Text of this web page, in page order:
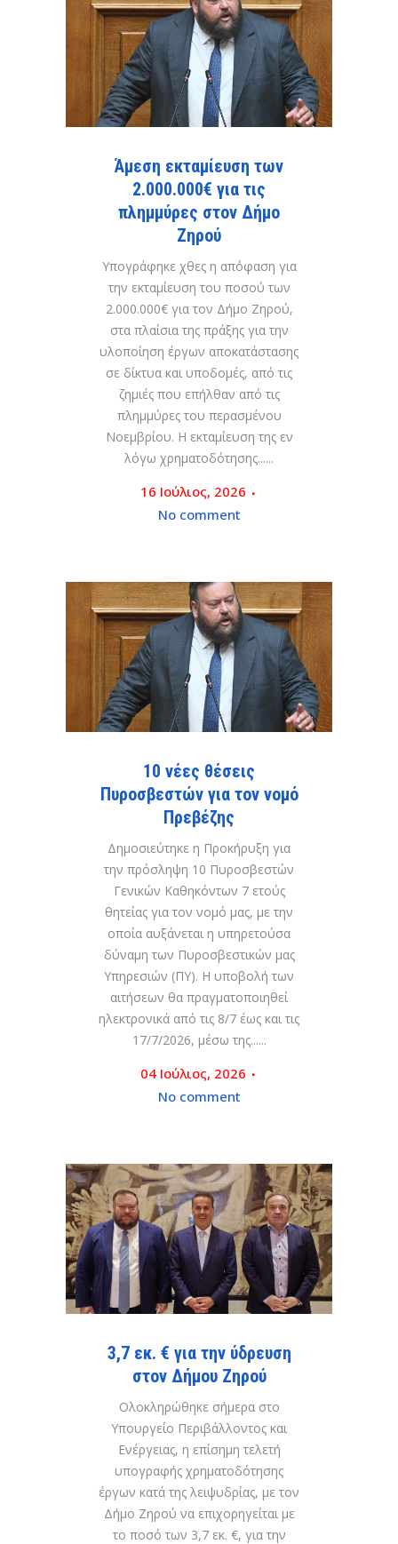
Άμεση εκταμίευση των
2.000.000€ για τις
πλημμύρες στον Δήμο
Ζηρού
Υπογράφηκε χθες η απόφαση για
την εκταμίευση του ποσού των
2.000.000€ για τον Δήμο Ζηρού,
στα πλαίσια της πράξης για την
υλοποίηση έργων αποκατάστασης
σε δίκτυα και υποδομές, από τις
ζημιές που επήλθαν από τις
πλημμύρες του περασμένου
Νοεμβρίου. Η εκταμίευση της εν
λόγω χρηματοδότησης......
16 Ιούλιος, 2026
No comment
10 νέες θέσεις
Πυροσβεστών για τον νομό
Πρεβέζης
Δημοσιεύτηκε η Προκήρυξη για
την πρόσληψη 10 Πυροσβεστών
Γενικών Καθηκόντων 7 ετούς
θητείας για τον νομό μας, με την
οποία αυξάνεται η υπηρετούσα
δύναμη των Πυροσβεστικών μας
Υπηρεσιών (ΠΥ). Η υποβολή των
αιτήσεων θα πραγματοποιηθεί
ηλεκτρονικά από τις 8/7 έως και τις
17/7/2026, μέσω της......
04 Ιούλιος, 2026
No comment
3,7 εκ. € για την ύδρευση
στον Δήμου Ζηρού
Ολοκληρώθηκε σήμερα στο
Υπουργείο Περιβάλλοντος και
Ενέργειας, η επίσημη τελετή
υπογραφής χρηματοδότησης
έργων κατά της λειψυδρίας, με τον
Δήμο Ζηρού να επιχορηγείται με
το ποσό των 3,7 εκ. €, για την